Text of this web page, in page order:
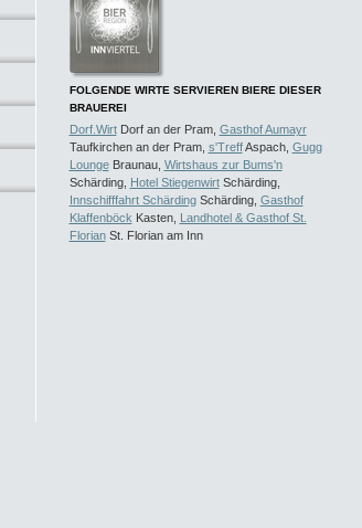
FOLGENDE WIRTE SERVIEREN BIERE DIESER
BRAUEREI
Dorf.WirtDorf an der Pram, Gasthof Aumayr
Taufkirchen an der Pram, s'TreffAspach, Gugg
LoungeBraunau, Wirtshaus zur Bums'n
Schärding, Hotel StiegenwirtSchärding,
Innschifffahrt SchärdingSchärding, Gasthof
Klaffenböck Kasten, Landhotel & Gasthof St.
FlorianSt. Florian am Inn